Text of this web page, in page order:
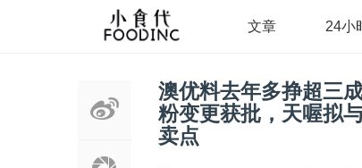
文章 24小
澳优料去年多挣超三
粉变更获批，天喔拟
卖点